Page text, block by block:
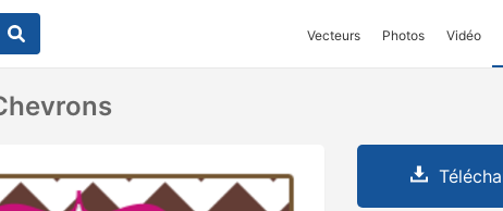
Vecteurs Photos Vidéo